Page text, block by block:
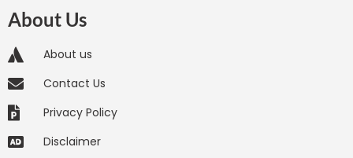
About Us
About us
Contact Us
Privacy Policy
Disclaimer